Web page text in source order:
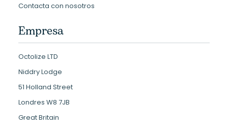
Contacta con nosotros
Empresa
Octolize LTD
Niddry Lodge
51 Holland Street
Londres W8 7JB
Great Britain